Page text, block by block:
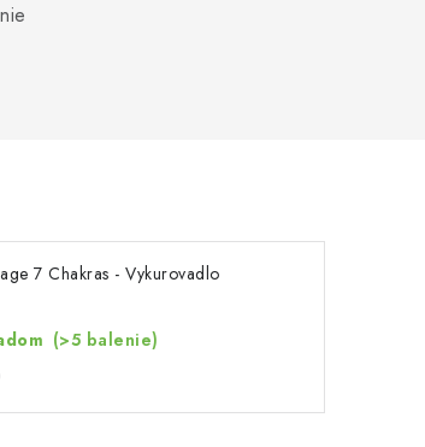
7 Chakras - Vykurovadlo
(>5 balenie)